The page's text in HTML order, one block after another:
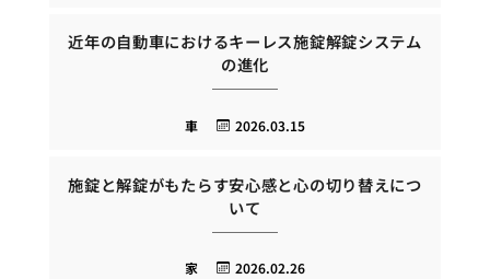
近年の自動車におけるキーレス施錠解錠システム
の進化
2026.03.15
車
施錠と解錠がもたらす安心感と心の切り替えにつ
いて
2026.02.26
家